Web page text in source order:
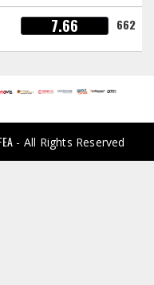
7.66 662
- All Rights Reserved